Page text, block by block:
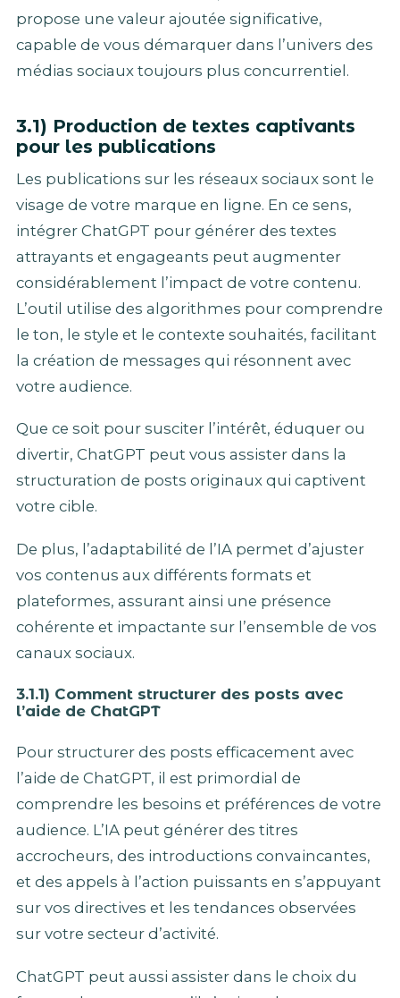
propose une valeur ajoutée significative,
capable de vous démarquer dans l’univers des
médias sociaux toujours plus concurrentiel.
3.1) Production de textes captivants
pour les publications
Les publications sur les réseaux sociaux sont le
visage de votre marque en ligne. En ce sens,
intégrer ChatGPT pour générer des textes
attrayants et engageants peut augmenter
considérablement l’impact de votre contenu.
L’outil utilise des algorithmes pour comprendre
le ton, le style et le contexte souhaités, facilitant
la création de messages qui résonnent avec
votre audience.
Que ce soit pour susciter l’intérêt, éduquer ou
divertir, ChatGPT peut vous assister dans la
structuration de posts originaux qui captivent
votre cible.
De plus, l’adaptabilité de l’IA permet d’ajuster
vos contenus aux différents formats et
plateformes, assurant ainsi une présence
cohérente et impactante sur l’ensemble de vos
canaux sociaux.
3.1.1) Comment structurer des posts avec
l’aide de ChatGPT
Pour structurer des posts efficacement avec
l’aide de ChatGPT, il est primordial de
comprendre les besoins et préférences de votre
audience. L’IA peut générer des titres
accrocheurs, des introductions convaincantes,
et des appels à l’action puissants en s’appuyant
sur vos directives et les tendances observées
sur votre secteur d’activité.
ChatGPT peut aussi assister dans le choix du